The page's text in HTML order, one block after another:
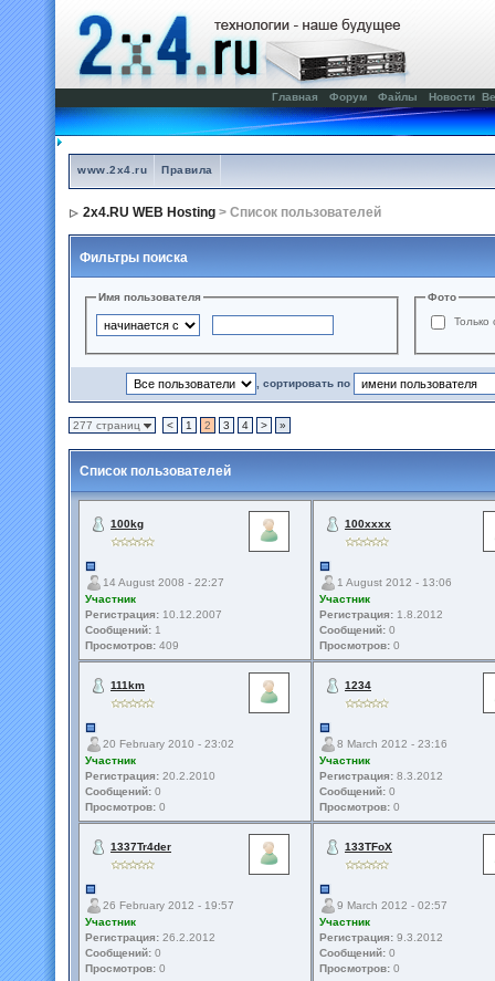
Главная Форум Файлы Новости
www.2x4.ru Правила
2x4.RU WEB Hosting > Список пользователей
Фильтры поиска
Имя пользователя
Фото
Только
, сортировать по
277 страниц < 1 2 3 4 > »
Список пользователей
100kg
14 August 2008 - 22:27
Участник
Регистрация: 10.12.2007
Сообщений: 1
Просмотров: 409
100xxxx
1 August 2012 - 13:06
Участник
Регистрация: 1.8.2012
Сообщений: 0
Просмотров: 0
111km
20 February 2010 - 23:02
Участник
Регистрация: 20.2.2010
Сообщений: 0
Просмотров: 0
1234
8 March 2012 - 23:16
Участник
Регистрация: 8.3.2012
Сообщений: 0
Просмотров: 0
1337Tr4der
26 February 2012 - 19:57
Участник
Регистрация: 26.2.2012
Сообщений: 0
Просмотров: 0
133TFoX
9 March 2012 - 02:57
Участник
Регистрация: 9.3.2012
Сообщений: 0
Просмотров: 0